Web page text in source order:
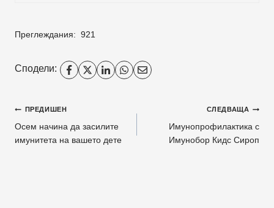
Преглеждания: 921
Сподели:
Навигация
ПРЕДИШЕН
Осем начина да засилите
имунитета на вашето дете
СЛЕДВАЩА
Имунопрофилактика с
Имунобор Кидс Сироп